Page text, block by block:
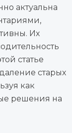
актуальна
Их
статье
старых
как
решения на